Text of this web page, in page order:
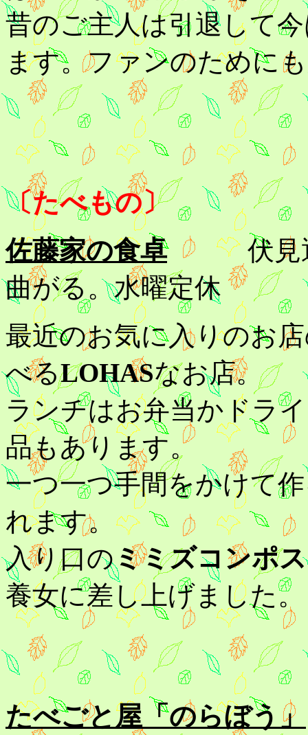
昔のご主人は引退して
ます。ファンのために
〔たべもの〕
佐藤家の食卓
伏
曲がる。水曜定休
最近のお気に入りのお
べるLOHASなお店。
ランチはお弁当かドラ
品もあります。
一つ一つ手間をかけて
れます。
入り口のミミズコンポ
養女に差し上げました
たべごと屋「のらぼう」